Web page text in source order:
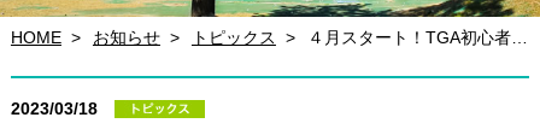
HOME お知らせ トピックス ４月スタート！TGA初心者ゴルフスクールのご案内
2023/03/18